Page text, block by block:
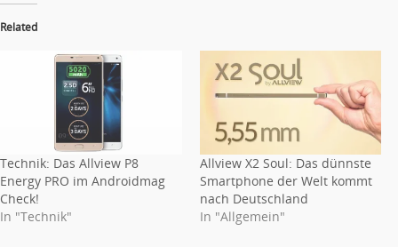
Related
Technik: Das Allview P8
Energy PRO im Androidmag
Check!
In "Technik"
Allview X2 Soul: Das dünnste
Smartphone der Welt kommt
nach Deutschland
In "Allgemein"